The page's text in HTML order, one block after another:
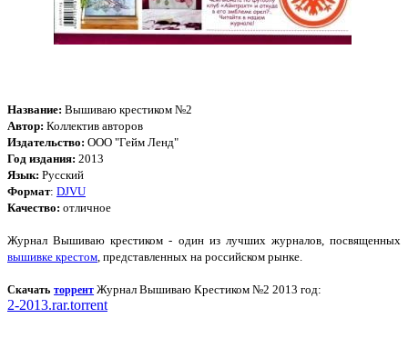
Название: Вышиваю крестиком №2
Автор: Коллектив авторов
Издательство: ООО "Гейм Ленд"
Год издания: 2013
Язык: Русский
Формат: DJVU
Качество: отличное
Журнал Вышиваю крестиком - один из лучших журналов, посвященных
вышивке крестом , представленных на российском рынке.
Скачатьторрент Журнал Вышиваю Крестиком №2 2013 год:
2-2013.rar.torrent